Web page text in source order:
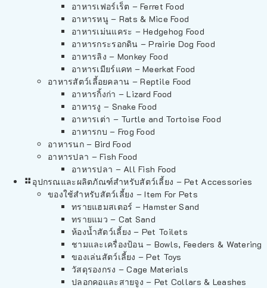
อาหารเฟอร์เร็ต – Ferret Food
อาหารหนู – Rats & Mice Food
อาหารเม่นแคระ – Hedgehog Food
อาหารกระรอกดิน – Prairie Dog Food
อาหารลิง – Monkey Food
อาหารเมียร์แคท – Meerkat Food
อาหารสัตว์เลี้อยคลาน – Reptile Food
อาหารกิ้งก่า – Lizard Food
อาหารงู – Snake Food
อาหารเต่า – Turtle and Tortoise Food
อาหารกบ – Frog Food
อาหารนก – Bird Food
อาหารปลา – Fish Food
อาหารปลา – All Fish Food
อุปกรณและผลิตภัณฑ์สำหรับสัตว์เลี้ยง – Pet Accessories
ของใช้สำหรับสัตว์เลี้ยง – Item For Pets
ทรายแฮมสเตอร์ – Hamster Sand
ทรายแมว – Cat Sand
ห้องน้ำสัตว์เลี้ยง – Pet Toilets
ชามและเครื่องป้อน – Bowls, Feeders & Watering
ของเล่นสัตว์เลี้ยง – Pet Toys
วัสดุรองกรง – Cage Materials
ปลอกคอและสายจูง – Pet Collars & Leashes